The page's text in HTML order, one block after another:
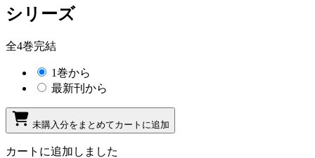
シリーズ
全4巻完結
1巻から
最新刊から
未購入分をまとめてカートに追加
カートに追加しました